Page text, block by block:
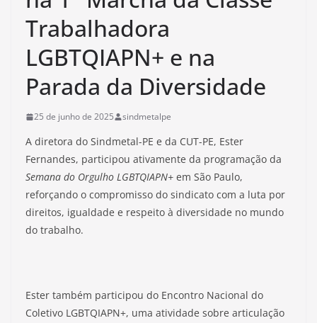
Trabalhadora
LGBTQIAPN+ e na
Parada da Diversidade
25 de junho de 2025 sindmetalpe
A diretora do Sindmetal-PE e da CUT-PE, Ester
Fernandes, participou ativamente da programação da
Semana do Orgulho LGBTQIAPN+ em São Paulo,
reforçando o compromisso do sindicato com a luta por
direitos, igualdade e respeito à diversidade no mundo
do trabalho.
Ester também participou do Encontro Nacional do
Coletivo LGBTQIAPN+, uma atividade sobre articulação